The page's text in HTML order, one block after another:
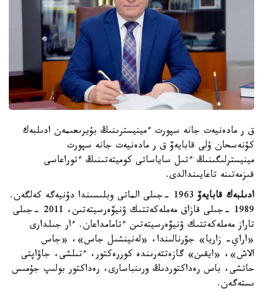
ق ر مادەنيەت جانە سپورت ءمينيسترىنىڭ بۇيرىعىمەن ادىلبەك
كۇنەسحان ۇلى قابايەۆ ق ر مادەنيەت جانە سپورت
مينيسترلىگىنىڭ ءتىل ساياساتى كوميتەتىنىڭ ءتوراعاسى
قىزمەتىنە تاعايىندالدى.
ادىلبەك قابايەۆ
1963 -جىلى الماتى وبلىسىندا دۇنيەگە كەلگەن.
1989 -جىلى قازاق مەملەكەتتىك ۋنيۆەرسيتەتىن، 2011 -جىلى
تاراز مەملەكەتتىك ۋنيۆەرسيتەتىن ءتامامداعان. ءار جىلدارى
«اراي- زاريا» جۋرنالىندا، «لەنينشىل جاس»، «جاس
الاش»، «ايقىن» گازەتتەرىندە كوررەكتور، ءتىلشى، جاۋاپتى
حاتشى، باس رەداكتوردىڭ ورىنباسارى، رەداكتور بولىپ جۇمىس
ىستەگەن.